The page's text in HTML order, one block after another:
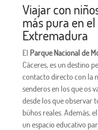
Viajar con
más pura en
Extremadura
El Parque Nacional de
Cáceres, es un destino
contacto directo con la
senderos en los que os
desde los que observar
búhos reales. Además,
un espacio educativo